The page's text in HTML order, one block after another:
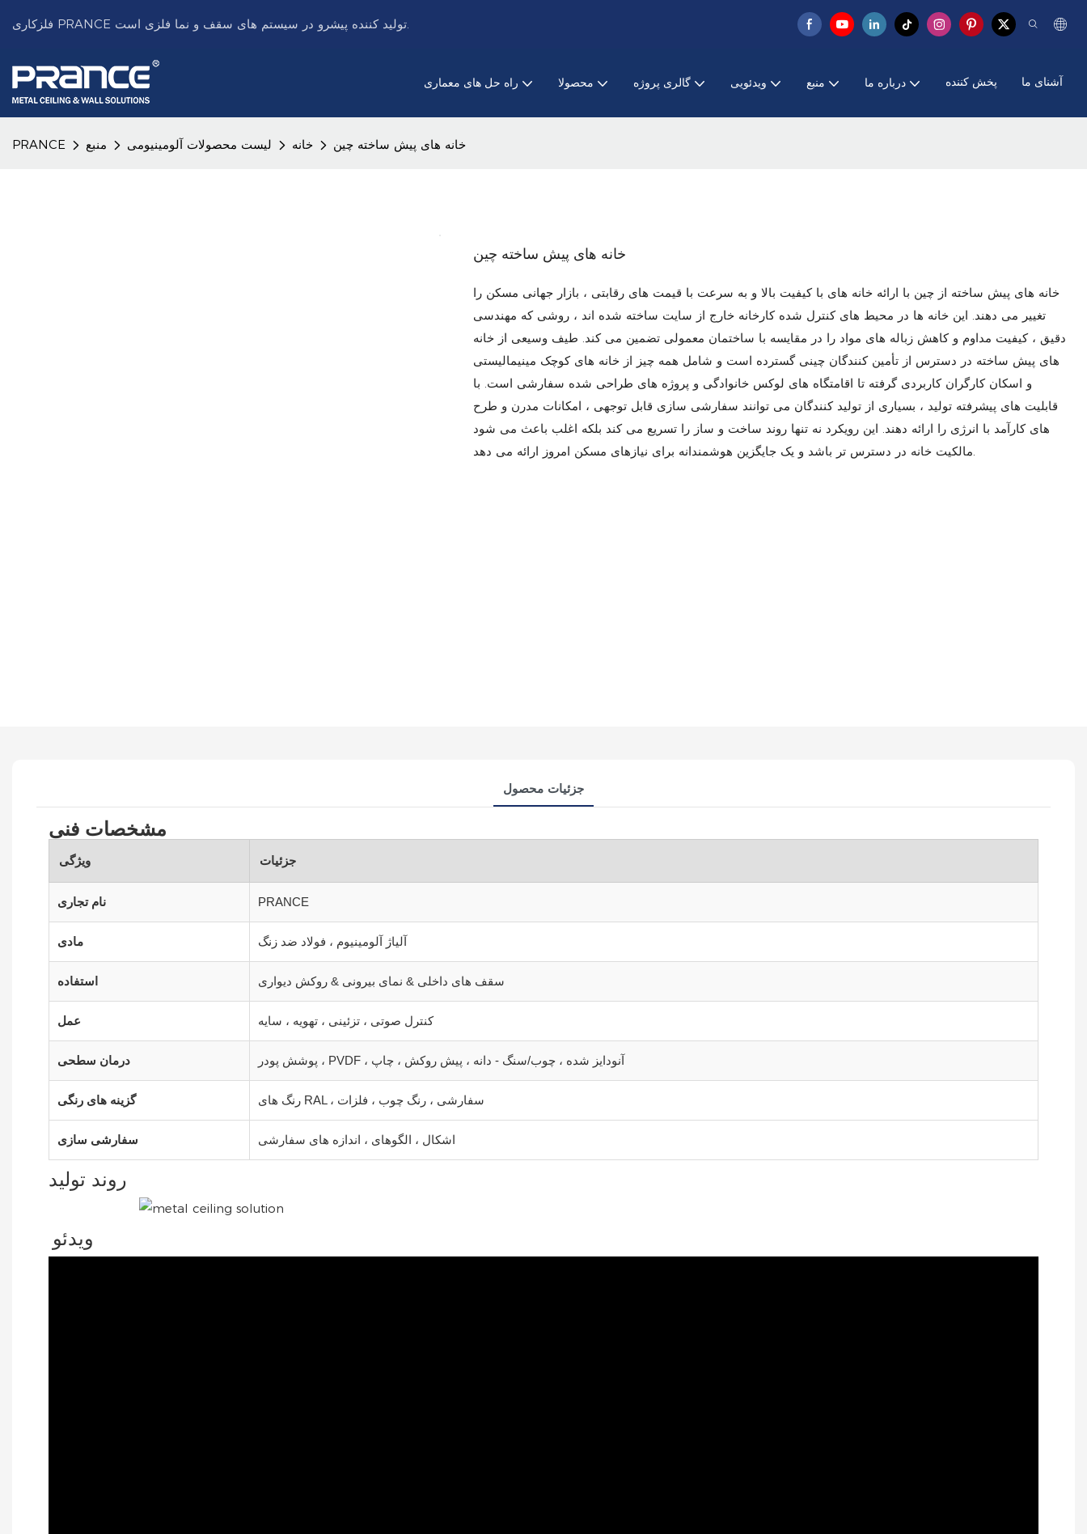
فلزکاری PRANCE تولید کننده پیشرو در سیستم های سقف و نما فلزی است.
راه حل های معماری محصولا گالری پروژه ویدئویی منبع درباره ما پخش کننده آشنای ما
PRANCE منبع لیست محصولات آلومینیومی خانه خانه های پیش ساخته چین
خانه های پیش ساخته چین
خانه های پیش ساخته از چین با ارائه خانه های با کیفیت بالا و به سرعت با قیمت های رقابتی ، بازار جهانی مسکن را
تغییر می دهند. این خانه ها در محیط های کنترل شده کارخانه خارج از سایت ساخته شده اند ، روشی که مهندسی
دقیق ، کیفیت مداوم و کاهش زباله های مواد را در مقایسه با ساختمان معمولی تضمین می کند. طیف وسیعی از خانه
های پیش ساخته در دسترس از تأمین کنندگان چینی گسترده است و شامل همه چیز از خانه های کوچک مینیمالیستی
و اسکان کارگران کاربردی گرفته تا اقامتگاه های لوکس خانوادگی و پروژه های طراحی شده سفارشی است. با
قابلیت های پیشرفته تولید ، بسیاری از تولید کنندگان می توانند سفارشی سازی قابل توجهی ، امکانات مدرن و طرح
های کارآمد با انرژی را ارائه دهند. این رویکرد نه تنها روند ساخت و ساز را تسریع می کند بلکه اغلب باعث می شود
جزئیات محصول
مشخصات فنی
ویژگی جزئیات
نام تجاری PRANCE
مادی آلیاژ آلومینیوم ، فولاد ضد زنگ
استفاده سقف های داخلی & نمای بیرونی & روکش دیواری
عمل کنترل صوتی ، تزئینی ، تهویه ، سایه
درمان سطحی پوشش پودر ، PVDF ، آنودایز شده ، چوب/سنگ - دانه ، پیش روکش ، چاپ
گزینه های رنگی رنگ های RAL ، سفارشی ، رنگ چوب ، فلزات
سفارشی سازی اشکال ، الگوهای ، اندازه های سفارشی
روند تولید
ویدئو